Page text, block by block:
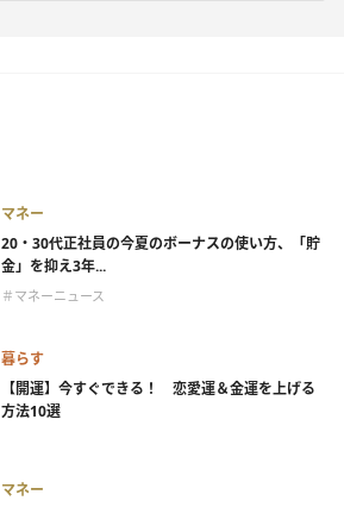
マネー
20・30代正社員の今夏のボーナスの使い方、「貯
金」を抑え3年...
＃マネーニュース
暮らす
【開運】今すぐできる！ 恋愛運＆金運を上げる
方法10選
マネー